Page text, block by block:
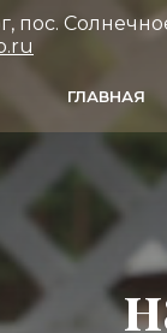
пос.
ГЛАВНАЯ